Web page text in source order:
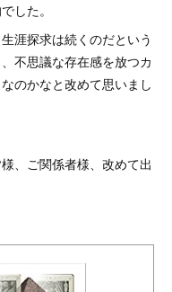
した。
涯探求は続くのだという
不思議な存在感を放つカ
のかなと改めて思いまし
、ご関係者様、改めて出